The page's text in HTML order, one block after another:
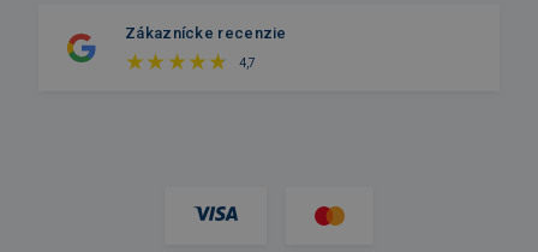
Zákaznícke recenzie
4,7